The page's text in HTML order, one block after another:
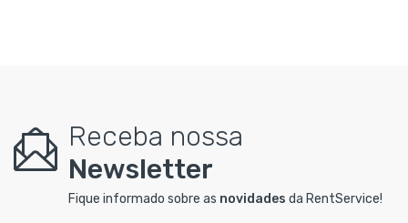
Receba nossa
Newsletter
Fique informado sobre as novidades da RentService!